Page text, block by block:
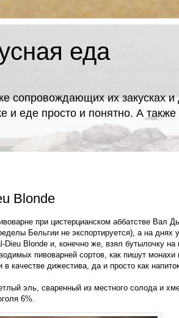
еда
сопровождающих их закусках
и еде просто и понятно. А
Blonde
при цистерцианском аббатстве Вал
Бельгии не экспортируется), а на днях
Blonde и, конечно же, взял бутылочку на
пивоварней сортов, как пишут монахи
качестве дижестива, да и просто как
эль, сваренный из местного солода и
6%.